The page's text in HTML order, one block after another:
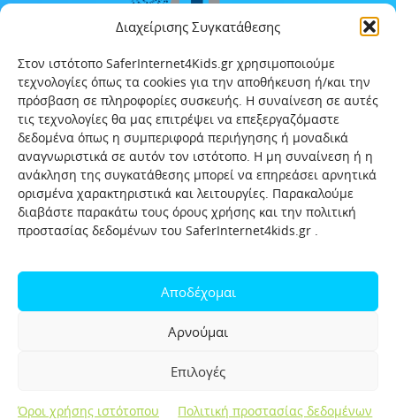
Διαχείρισης Συγκατάθεσης
Στον ιστότοπο SaferInternet4Kids.gr χρησιμοποιούμε
τεχνολογίες όπως τα cookies για την αποθήκευση ή/και την
πρόσβαση σε πληροφορίες συσκευής. Η συναίνεση σε αυτές
τις τεχνολογίες θα μας επιτρέψει να επεξεργαζόμαστε
δεδομένα όπως η συμπεριφορά περιήγησης ή μοναδικά
αναγνωριστικά σε αυτόν τον ιστότοπο. Η μη συναίνεση ή η
ανάκληση της συγκατάθεσης μπορεί να επηρεάσει αρνητικά
ορισμένα χαρακτηριστικά και λειτουργίες. Παρακαλούμε
διαβάστε παρακάτω τους όρους χρήσης και την πολιτική
προστασίας δεδομένων του SaferInternet4kids.gr .
Αποδέχομαι
Αρνούμαι
Επιλογές
Όροι χρήσης ιστότοπου Πολιτική προστασίας δεδομένων
Πολιτική προστασίας δεδομένων
Πολιτική Προστασίας Παιδιών και Εφήβων
Όροι χρήσης
Help-Line
Σελίδα αναφορών για παιδιά